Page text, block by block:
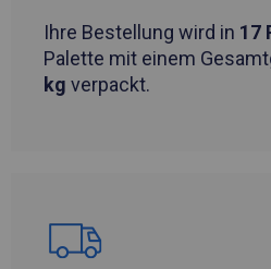
Ihre Bestellung wird in 17
Palette mit einem
kg verpackt.